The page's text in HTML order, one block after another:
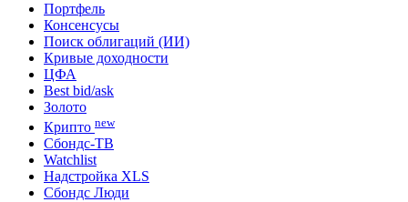
Портфель
Консенсусы
Поиск облигаций (ИИ)
Кривые доходности
ЦФА
Best bid/ask
Золото
Крипто new
Сбондс-ТВ
Watchlist
Надстройка XLS
Сбондс Люди